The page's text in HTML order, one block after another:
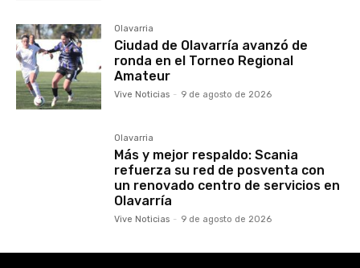
Olavarria
Ciudad de Olavarría avanzó de
ronda en el Torneo Regional
Amateur
Vive Noticias - 9 de agosto de 2026
Olavarria
Más y mejor respaldo: Scania
refuerza su red de posventa con
un renovado centro de servicios en
Olavarría
Vive Noticias - 9 de agosto de 2026